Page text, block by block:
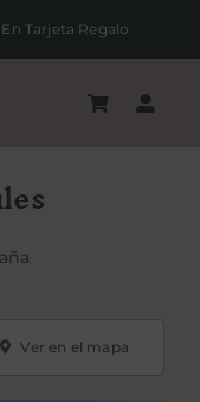
Tarjeta Regalo
Ver en el mapa